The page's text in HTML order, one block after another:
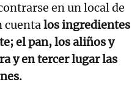
en un local de
cuentalos ingredientes
el pan, los aliños y
y en tercer lugar las